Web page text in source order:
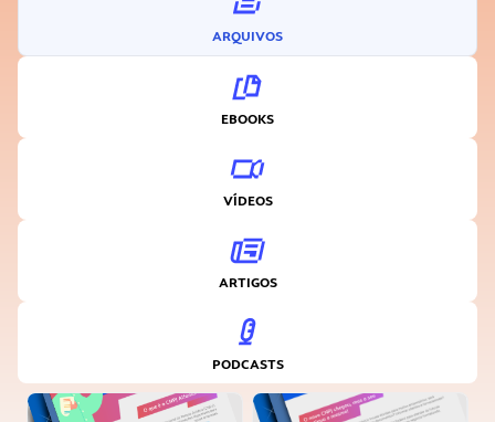
ARQUIVOS
EBOOKS
VÍDEOS
ARTIGOS
PODCASTS